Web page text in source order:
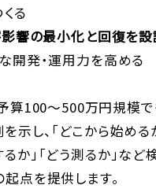
る
影響の最小化と回復を
開発・運用力を高める
算100～500万円規模
示し、「どこから始める
か」「どう測るか」など
点を提供します。